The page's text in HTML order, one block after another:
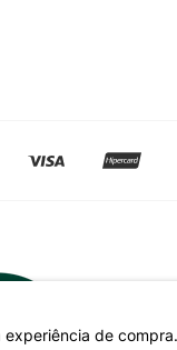
experiência de